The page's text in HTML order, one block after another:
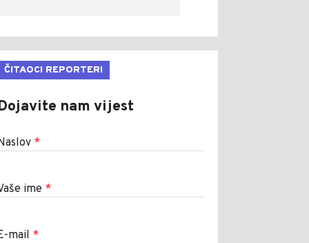
ČITAOCI REPORTERI
nam vijest
*
ime *
mail *